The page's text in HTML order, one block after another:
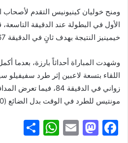
ومنح خوليان كينيونيس التقدم لأصحاب
الأول في البطولة عند الدقيقة
خيمينيز النتيجة بهدف ثانٍ في الدقيقة 67.
وشهدت المباراة أحداثاً بارزة، بعدما
زواني في الدقيقة 84،
مونتيس للطرد في الوقت بدل الضائع (90+2).
F
M
E
W